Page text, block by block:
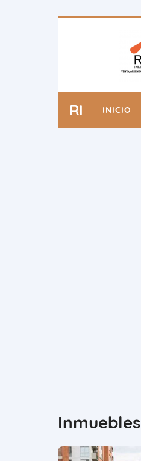
RI INICIO
Inmuebles